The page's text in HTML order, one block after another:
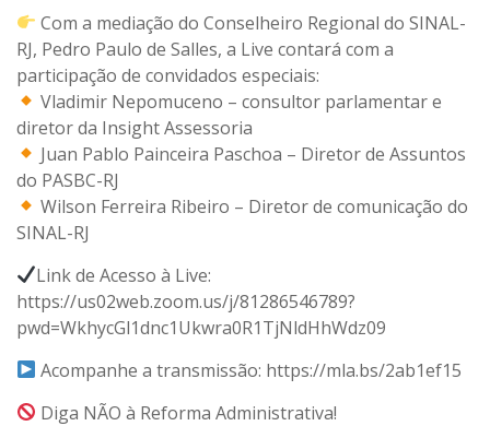
Com a mediação do Conselheiro Regional do SINAL-
RJ, Pedro Paulo de Salles, a Live contará com a
participação de convidados especiais:
Vladimir Nepomuceno – consultor parlamentar e
diretor da Insight Assessoria
Juan Pablo Painceira Paschoa – Diretor de Assuntos
do PASBC-RJ
Wilson Ferreira Ribeiro – Diretor de comunicação do
SINAL-RJ
Link de Acesso à Live:
https://us02web.zoom.us/j/81286546789?
pwd=WkhycGl1dnc1Ukwra0R1TjNldHhWdz09
Acompanhe a transmissão: https://mla.bs/2ab1ef15
Diga NÃO à Reforma Administrativa!